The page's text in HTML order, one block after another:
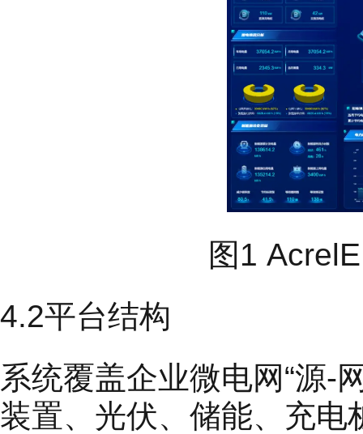
图1
4.2平台结构
系统覆盖企业微电网“源-
装置、光伏、储能、充电